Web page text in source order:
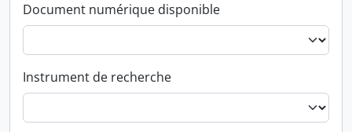
Document numérique disponible
Instrument de recherche